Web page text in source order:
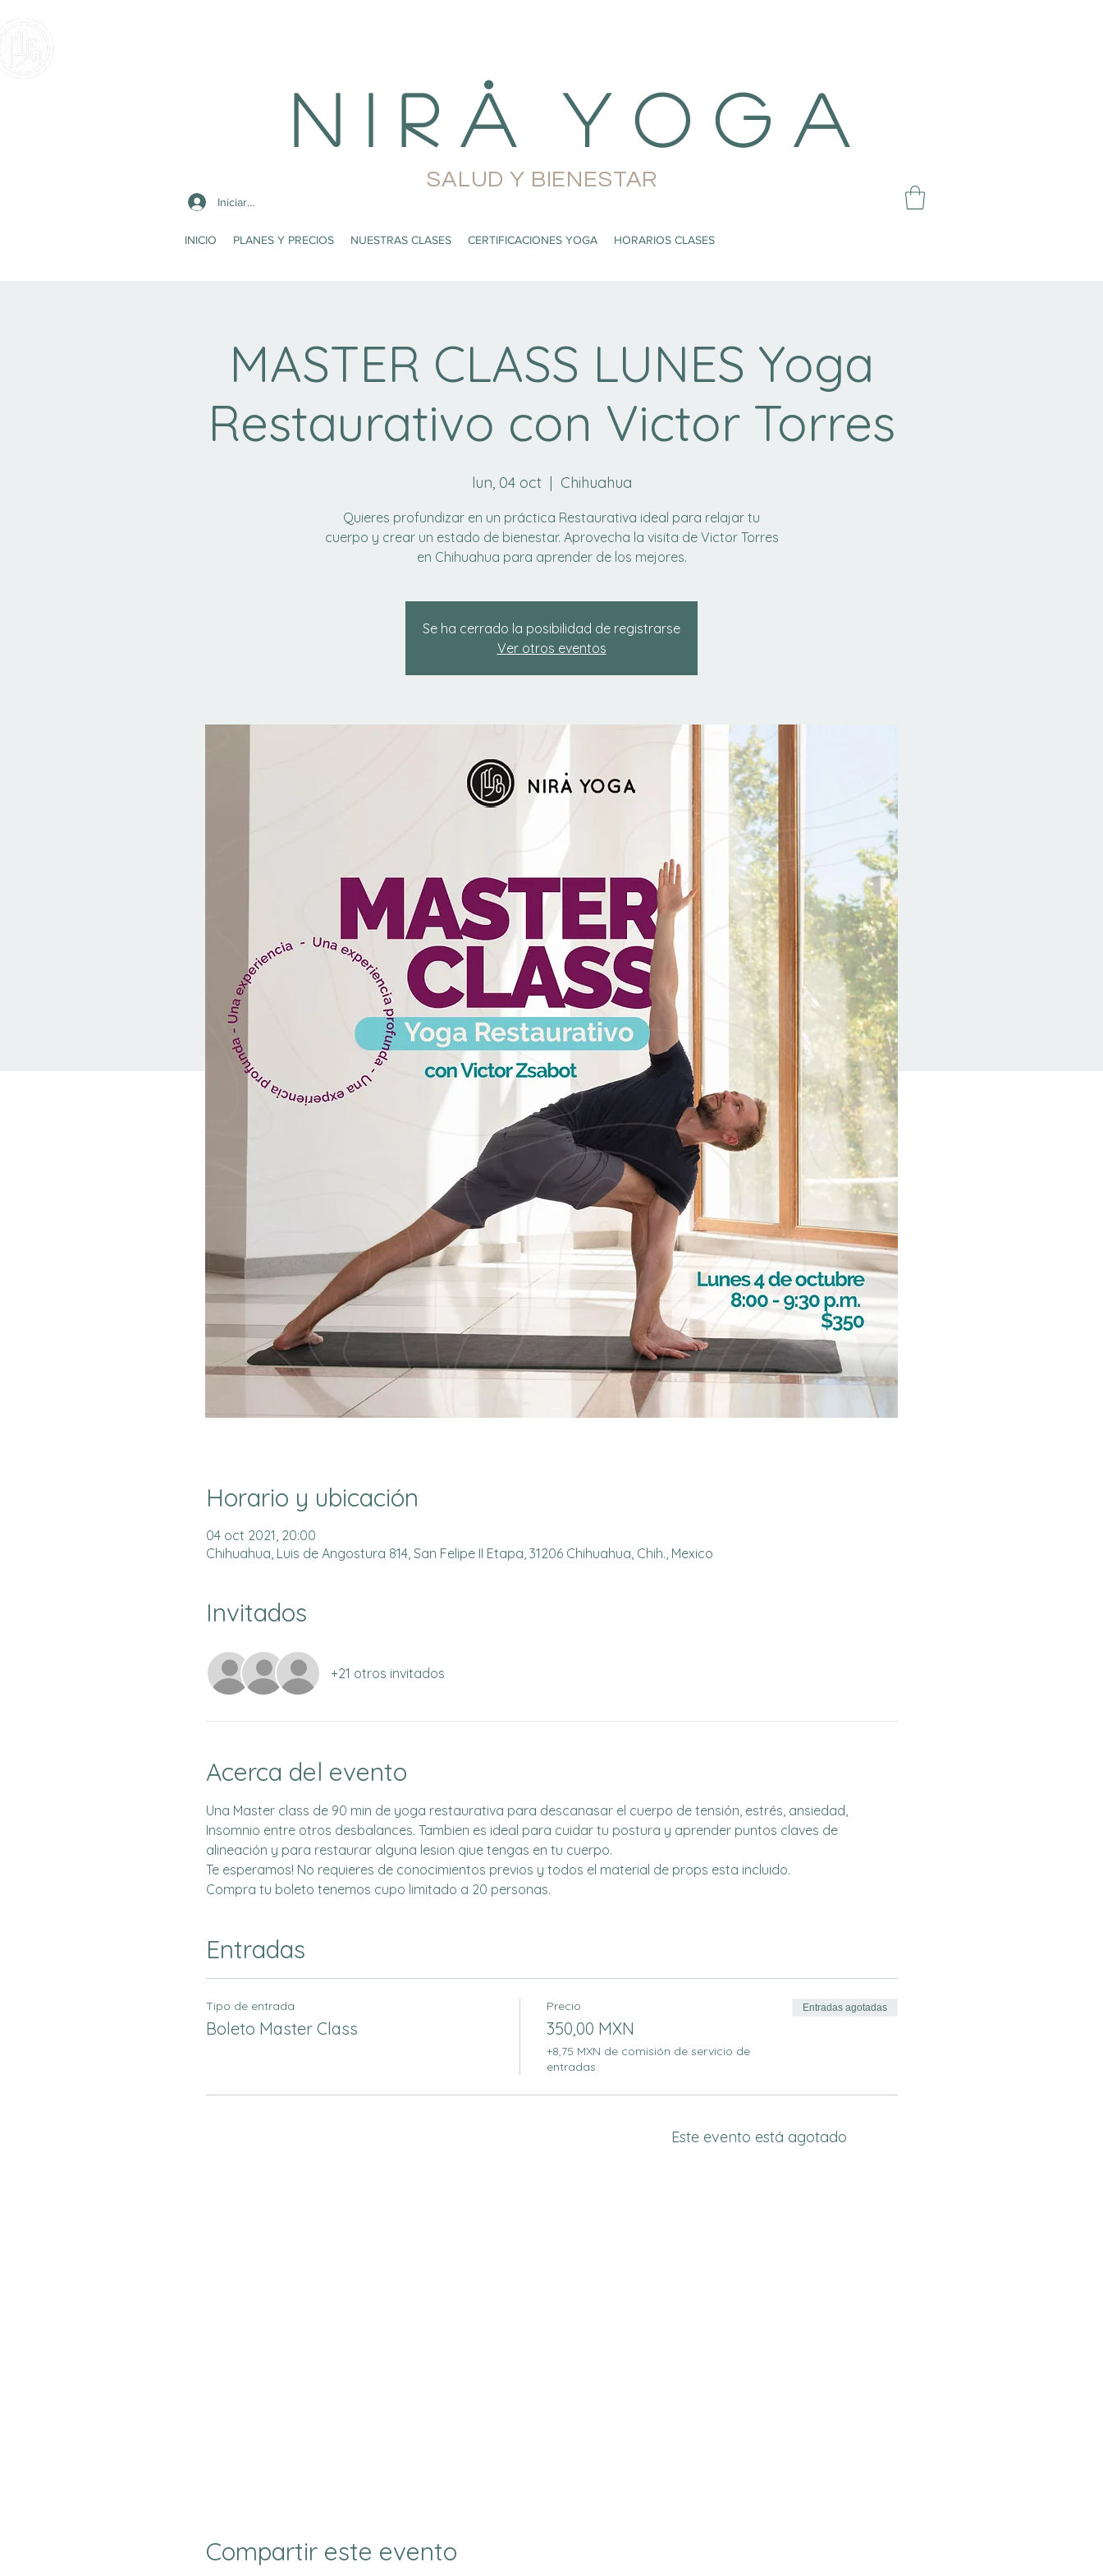
N i r å Y o g a
Iniciar sesión
INICIO PLANES Y PRECIOS NUESTRAS CLASES CERTIFICACIONES YOGA HORARIOS CLASES
SALUD Y BIENESTAR
MASTER CLASS LUNES Yoga
Restaurativo con Victor Torres
lun, 04 oct
  |
Chihuahua
Quieres profundizar en un práctica Restaurativa ideal para relajar tu
cuerpo y crear un estado de bienestar. Aprovecha la visita de Victor Torres
en Chihuahua para aprender de los mejores.
Se ha cerrado la posibilidad de registrarse
Ver otros eventos
Horario y ubicación
04 oct 2021, 20:00
Chihuahua, Luis de Angostura 814, San Felipe II Etapa, 31206 Chihuahua, Chih., Mexico
Invitados
+21 otros invitados
Acerca del evento
Una Master class de 90 min de yoga restaurativa para descanasar el cuerpo de tensión, estrés, ansiedad,
Insomnio entre otros desbalances. Tambien es ideal para cuidar tu postura y aprender puntos claves de
alineación y para restaurar alguna lesion qiue tengas en tu cuerpo.
Te esperamos! No requieres de conocimientos previos y todos el material de props esta incluido.
Compra tu boleto tenemos cupo limitado a 20 personas.
Entradas
Tipo de entrada
Boleto Master Class
Precio
350,00 MXN
+8,75 MXN de comisión de servicio de
entradas
Entradas agotadas
Este evento está agotado
Compartir este evento